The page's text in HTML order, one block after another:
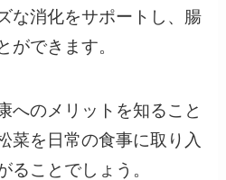
な消化をサポートし、腸
ができます。
へのメリットを知ること
菜を日常の食事に取り入
ることでしょう。